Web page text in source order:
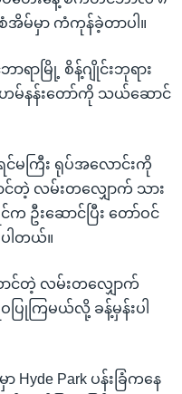
အိမ်မှာ ကံကုန်ခဲ့တာပါ။
ရာမြို့ စိန့်ဂျိုင်းဘုရား
မ်နန်းတော်ကို သယ်ဆောင်
မကြီး ရုပ်အလောင်းကို
င်တဲ့ လမ်းတလျှောက် သား
ဦးဆောင်ပြီး တော်ဝင်
ါတယ်။
င်တဲ့ လမ်းတလျှောက်
ပြုကြမယ်လို့ ခန့်မှန်းပါ
Park ပန်းခြံကနေ